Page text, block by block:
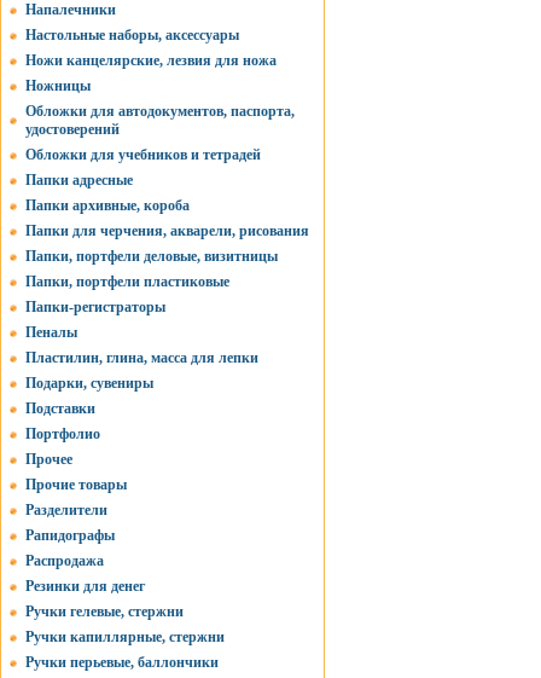
Напалечники
Настольные наборы, аксессуары
Ножи канцелярские, лезвия для ножа
Ножницы
Обложки для автодокументов, паспорта,
удостоверений
Обложки для учебников и тетрадей
Папки адресные
Папки архивные, короба
Папки для черчения, акварели, рисования
Папки, портфели деловые, визитницы
Папки, портфели пластиковые
Папки-регистраторы
Пеналы
Пластилин, глина, масса для лепки
Подарки, сувениры
Подставки
Портфолио
Прочее
Прочие товары
Разделители
Рапидографы
Распродажа
Резинки для денег
Ручки гелевые, стержни
Ручки капиллярные, стержни
Ручки перьевые, баллончики